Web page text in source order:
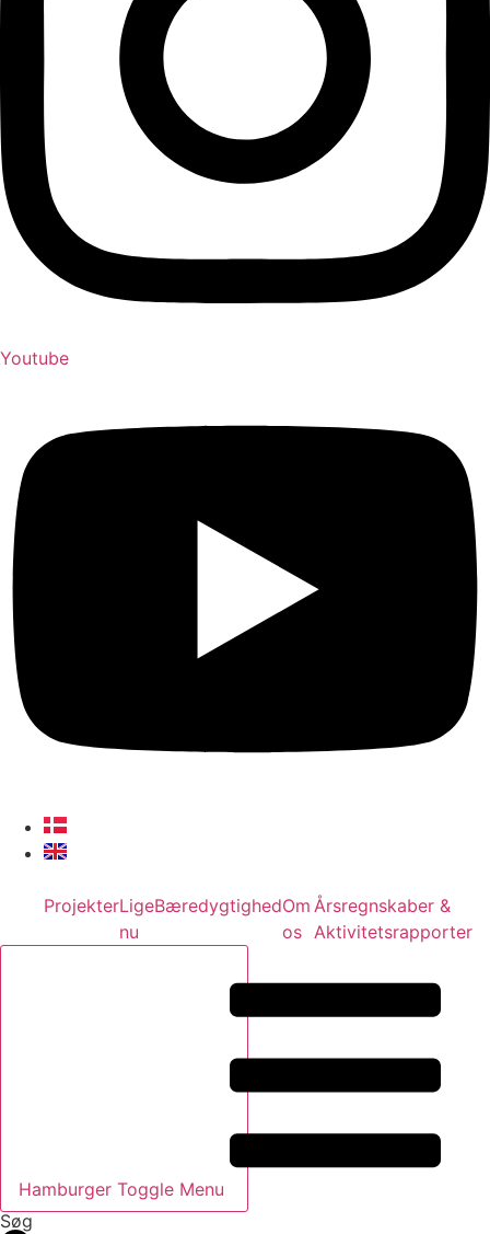
Youtube
ProjekterLige
nu
BæredygtighedOm
os
Årsregnskaber &
Aktivitetsrapporter
Hamburger Toggle Menu
Søg